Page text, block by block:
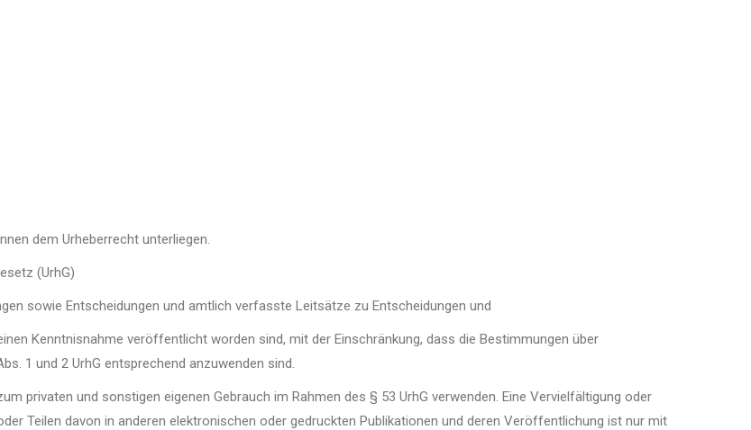
dem Urheberrecht unterliegen.
(UrhG)
sowie Entscheidungen und amtlich verfasste Leitsätze zu Entscheidungen und
Kenntnisnahme veröffentlicht worden sind, mit der Einschränkung, dass die Bestimmungen über
1 und 2 UrhG entsprechend anzuwenden sind.
privaten und sonstigen eigenen Gebrauch im Rahmen des § 53 UrhG verwenden. Eine Vervielfältigung oder
Teilen davon in anderen elektronischen oder gedruckten Publikationen und deren Veröffentlichung ist nur mit